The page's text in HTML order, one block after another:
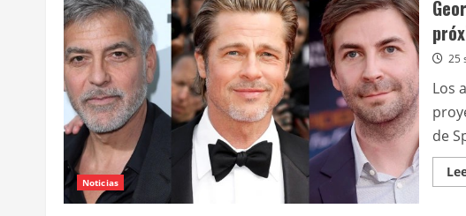
Noticias
25
Los
de